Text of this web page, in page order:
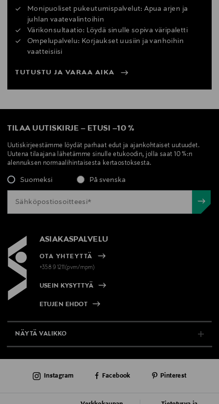
Monipuoliset pukeutumispalvelut: Apua arjen ja
juhlan vaatevalintoihin
Värikonsultaatio: Löydä sinulle sopiva väripaletti
Ompelupalvelu: Korjaukset uusiin ja vanhoihin
vaatteisiisi
TUTUSTU JA VARAA AIKA
TILAA UUTISKIRJE – ETUSI –10 %
Uutiskirjeestämme löydät parhaat edut ja ajankohtaiset uutuudet.
Uutena tilaajana lähetämme sinulle etukoodin, jolla saat 10 %:n
alennuksen normaalihintaisesta kertaostoksesta.
Suomeksi På svenska
ASIAKASPALVELU
OTA YHTEYTTÄ
+358 9 1211(pvm/mpm)
USEIN KYSYTTYÄ
ETUJEN EHDOT
NÄYTÄ VALIKKO
AJANKOHTAISTA
Instagram Facebook Pinterest